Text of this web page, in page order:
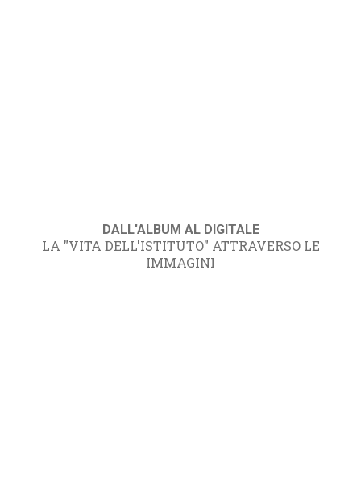
DALL'ALBUM AL DIGITALE
LA "VITA DELL'ISTITUTO" ATTRAVERSO LE
IMMAGINI